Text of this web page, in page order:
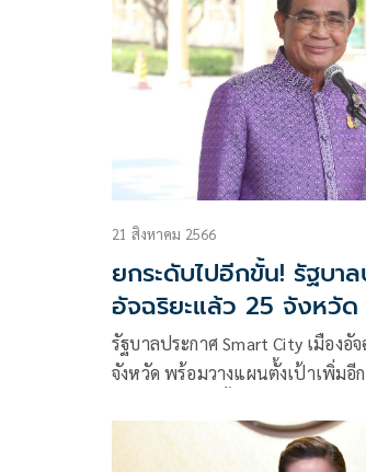
21 สิงหาคม 2566
ยกระดับไปอีกขั้น! รัฐบา
อัจฉริยะแล้ว 25 จังหวัด
รัฐบาลประกาศ Smart City เมือง
จังหวัด พร้อมวางแผนตั้งเป้าเพิ่มอี
เมืองกว่า 1.7 พันล้านดอลลาร์สหรัฐ